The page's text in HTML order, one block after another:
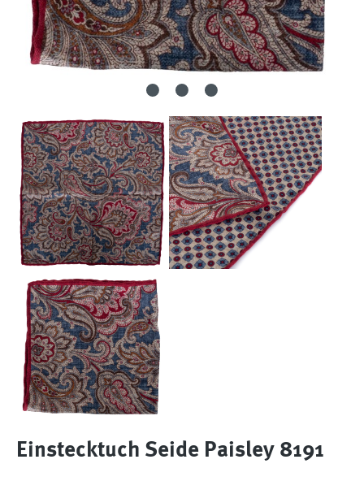
Einstecktuch Seide Paisley 8191